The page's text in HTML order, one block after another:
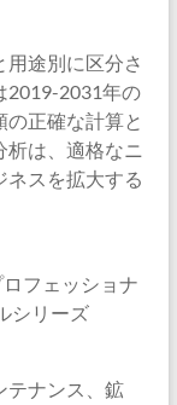
途別に区分さ
2019-2031年の
正確な計算と
は、適格なニ
ネスを拡大する
フェッショナ
シリーズ
テナンス、鉱